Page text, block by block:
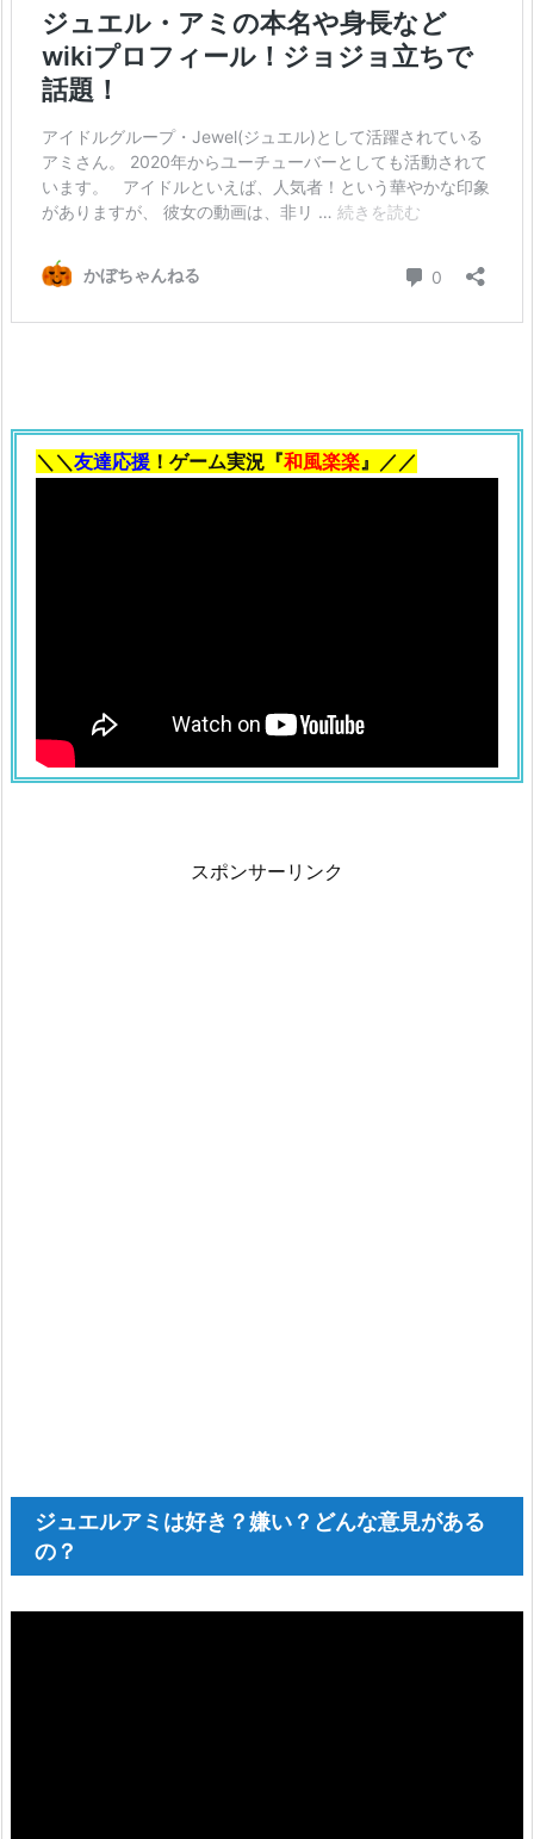
＼＼ 友達応援 ！ゲーム実況『和風楽楽 』／／
スポンサーリンク
ジュエルアミは好き？嫌い？どんな意見がある
の？